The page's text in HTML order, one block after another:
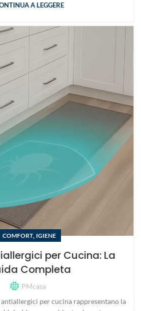
A LEGGERE
COMFORT, IGIENE
per Cucina: La
Completa
PMcasa
per cucina rappresentano la